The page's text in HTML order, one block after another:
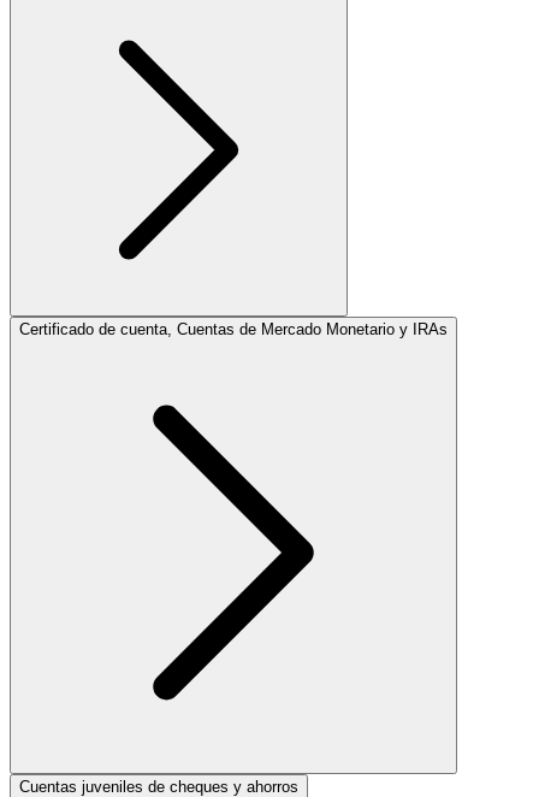
Certificado de cuenta, Cuentas de Mercado Monetario y IRAs
Cuentas juveniles de cheques y ahorros